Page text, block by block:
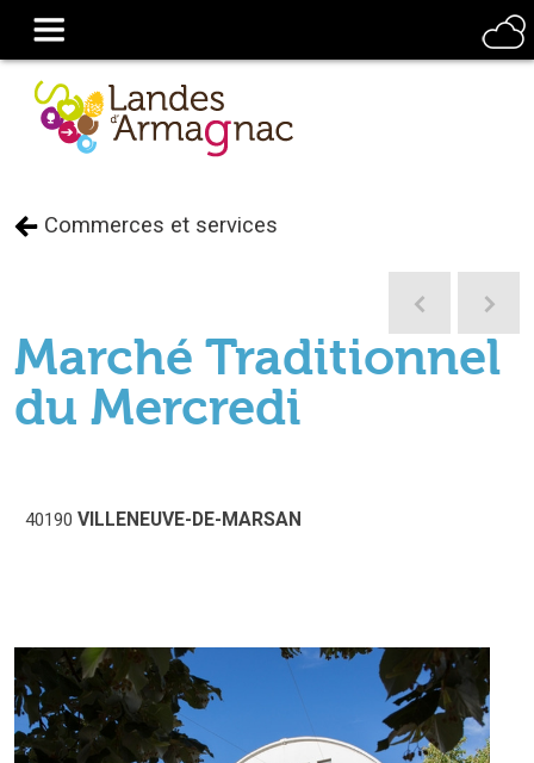
Commerces et services
Marché Traditionnel
du Mercredi
40190 VILLENEUVE-DE-MARSAN